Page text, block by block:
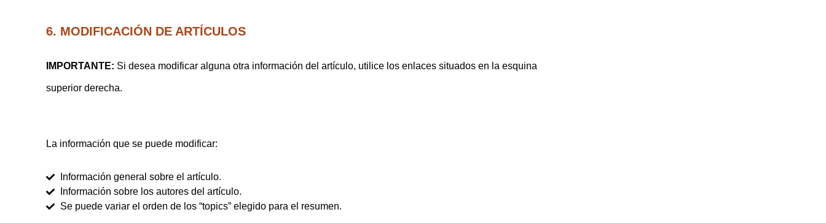
6. MODIFICACIÓN DE ARTÍCULOS
IMPORTANTE: Si desea modificar alguna otra información del artículo, utilice los enlaces situados en la esquina
superior derecha.
La información que se puede modificar:
Información general sobre el artículo.
Información sobre los autores del artículo.
Se puede variar el orden de los “topics” elegido para el resumen.